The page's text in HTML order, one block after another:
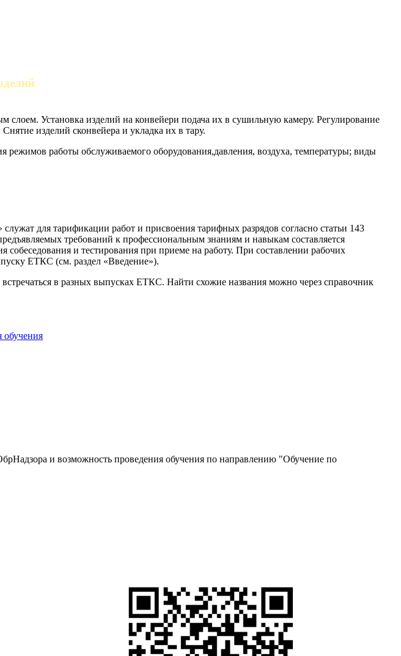
слоем. Установка изделий на конвейери подача их в сушильную камеру. Регулирование
изделий сконвейера и укладка их в тару.
работы обслуживаемого оборудования,давления, воздуха, температуры; виды
служат для тарификации работ и присвоения тарифных разрядов согласно статьи 143
требований к профессиональным знаниям и навыкам составляется
и тестирования при приеме на работу. При составлении рабочих
ЕТКС (см. раздел «Введение»).
в разных выпусках ЕТКС. Найти схожие названия можно через справочник
обучения
и возможность проведения обучения по направлению "Обучение по